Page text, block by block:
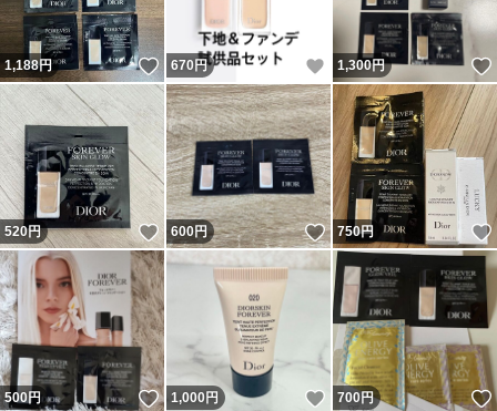
1,188円 いいね！
670 円 いいね！
1,300円
520円 いいね！
600円 いいね！
750円
500円 いいね！
1,000円 いいね！
700円